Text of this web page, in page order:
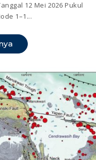
12 Mei 2026 Pukul
1–1...